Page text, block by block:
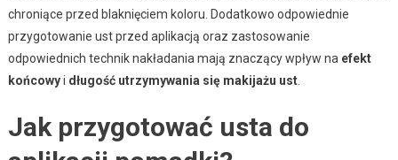
chroniące przed blaknięciem koloru. Dodatkowo odpowiednie
przygotowanie ust przed aplikacją oraz zastosowanie
odpowiednich technik nakładania mają znaczący wpływ na efekt
końcowyi długość utrzymywania się makijażu ust.
Jak przygotować usta do